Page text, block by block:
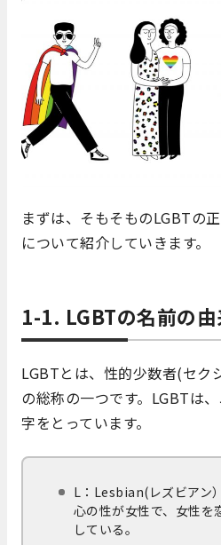
まずは、そもそものLGBTの
について紹介していきます。
1-1. LGBTの名前の
LGBTとは、性的少数者(セク
の総称の一つです。LGBTは
字をとっています。
L：Lesbian(レズビアン）
心の性が女性で、女性を
している。